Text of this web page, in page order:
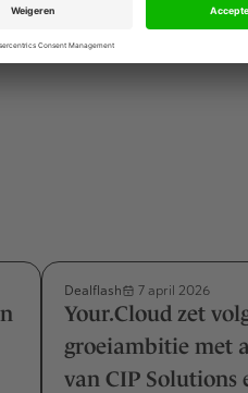
het aanbod
Dealflash 7 april 2026
Your.Cloud zet
groeiambitie met
van CIP Solutions